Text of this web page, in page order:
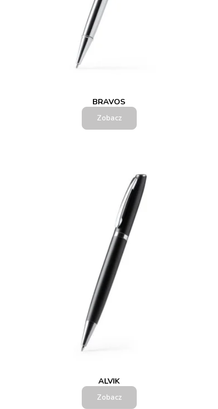
BRAVOS
Zobacz
ALVIK
Zobacz